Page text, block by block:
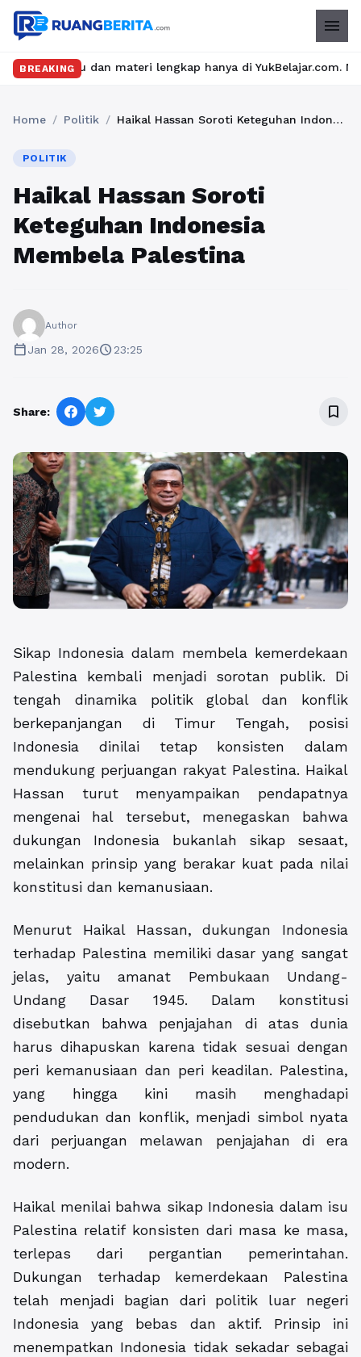
menu
BREAKING
materi lengkap hanya di YukBelajar.com. Mulai
Home / Politik / Haikal Hassan Soroti Keteguhan Indonesia Membela Palestina
POLITIK
Haikal Hassan Soroti
Keteguhan Indonesia
Membela Palestina
Author
calendar_todayJan 28, 2026schedule23:25
Share: bookmark_border
Sikap Indonesia dalam membela kemerdekaan
Palestina kembali menjadi sorotan publik. Di
tengah dinamika politik global dan konflik
berkepanjangan di Timur Tengah, posisi
Indonesia dinilai tetap konsisten dalam
mendukung perjuangan rakyat Palestina. Haikal
Hassan turut menyampaikan pendapatnya
mengenai hal tersebut, menegaskan bahwa
dukungan Indonesia bukanlah sikap sesaat,
melainkan prinsip yang berakar kuat pada nilai
konstitusi dan kemanusiaan.
Menurut Haikal Hassan, dukungan Indonesia
terhadap Palestina memiliki dasar yang sangat
jelas, yaitu amanat Pembukaan Undang-
Undang Dasar 1945. Dalam konstitusi
disebutkan bahwa penjajahan di atas dunia
harus dihapuskan karena tidak sesuai dengan
peri kemanusiaan dan peri keadilan. Palestina,
yang hingga kini masih menghadapi
pendudukan dan konflik, menjadi simbol nyata
dari perjuangan melawan penjajahan di era
modern.
Haikal menilai bahwa sikap Indonesia dalam isu
Palestina relatif konsisten dari masa ke masa,
terlepas dari pergantian pemerintahan.
Dukungan terhadap kemerdekaan Palestina
telah menjadi bagian dari politik luar negeri
Indonesia yang bebas dan aktif. Prinsip ini
menempatkan Indonesia tidak sekadar sebagai